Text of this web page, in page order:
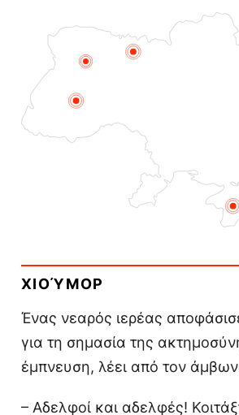
ΧΙΟΎΜΟΡ
Ένας νεαρός ιερέας
για τη σημασία της
έμπνευση, λέει από τον
– Αδελφοί και αδελφές!